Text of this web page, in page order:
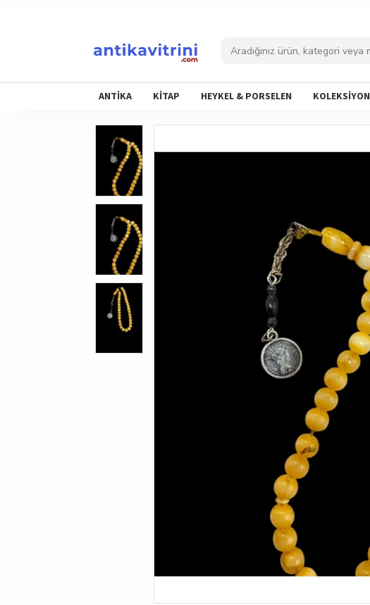
ANTİKA KİTAP HEYKEL & PORSELEN KOLEKSİYON